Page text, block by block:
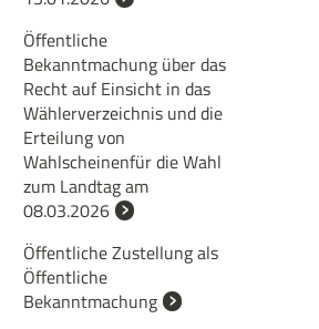
Öffentliche
Bekanntmachung über das
Recht auf Einsicht in das
Wählerverzeichnis und die
Erteilung von
Wahlscheinenfür die Wahl
zum Landtag am
08.03.2026
Öffentliche Zustellung als
Öffentliche
Bekanntmachung